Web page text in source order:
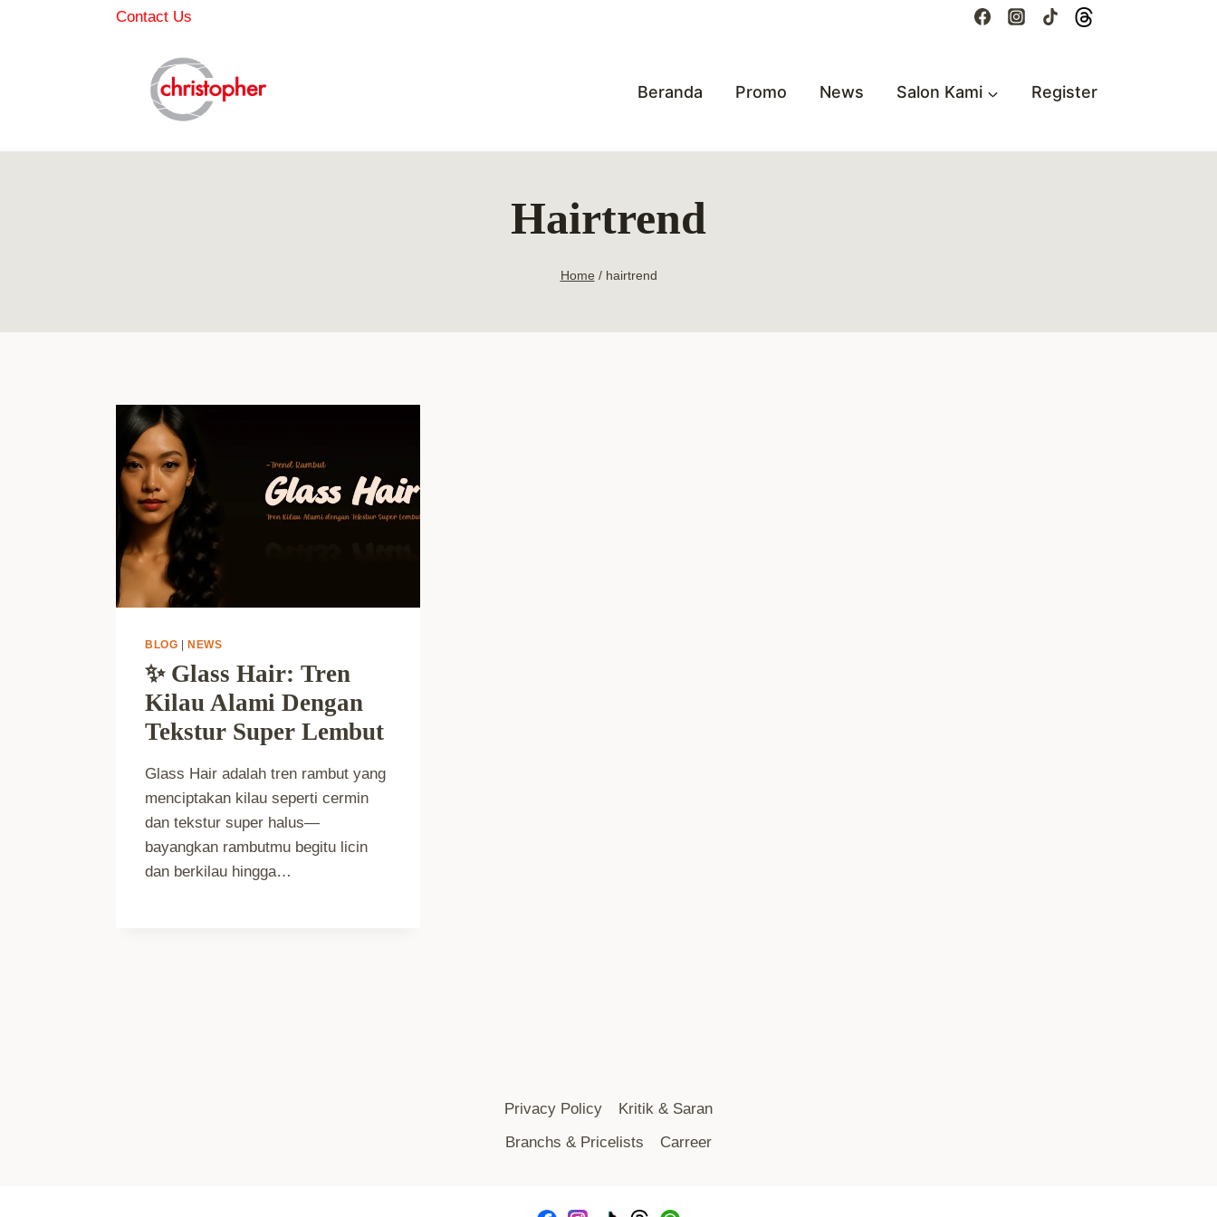
Contact Us
Beranda Promo News Salon Kami Register
Hairtrend
Home / hairtrend
BLOG NEWS
✨ Glass Hair: Tren
Kilau Alami Dengan
Tekstur Super Lembut
Glass Hair adalah tren rambut yang
menciptakan kilau seperti cermin
dan tekstur super halus—
bayangkan rambutmu begitu licin
dan berkilau hingga…
Privacy Policy
Kritik & Saran
Branchs & Pricelists
Carreer